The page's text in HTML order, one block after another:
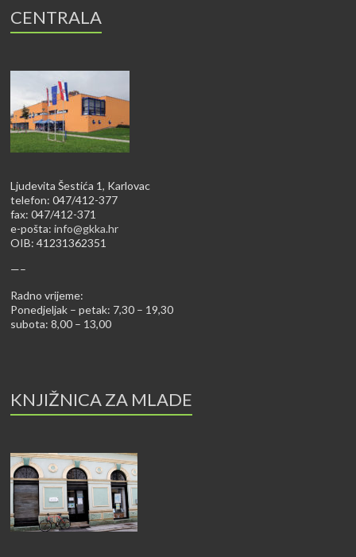
CENTRALA
Ljudevita Šestića 1, Karlovac
telefon: 047/412-377
fax: 047/412-371
e-pošta:info@gkka.hr
OIB: 41231362351
—–
Radno vrijeme:
Ponedjeljak – petak: 7,30 – 19,30
subota: 8,00 – 13,00
KNJIŽNICA ZA MLADE